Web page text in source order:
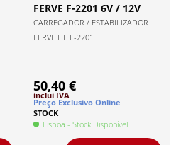
FERVE F-2201 6V / 12V
CARREGADOR / ESTABILIZADOR
FERVE HF F-2201
50,40 €
inclui IVA
Preço Exclusivo Online
STOCK
Lisboa - Stock Disponível